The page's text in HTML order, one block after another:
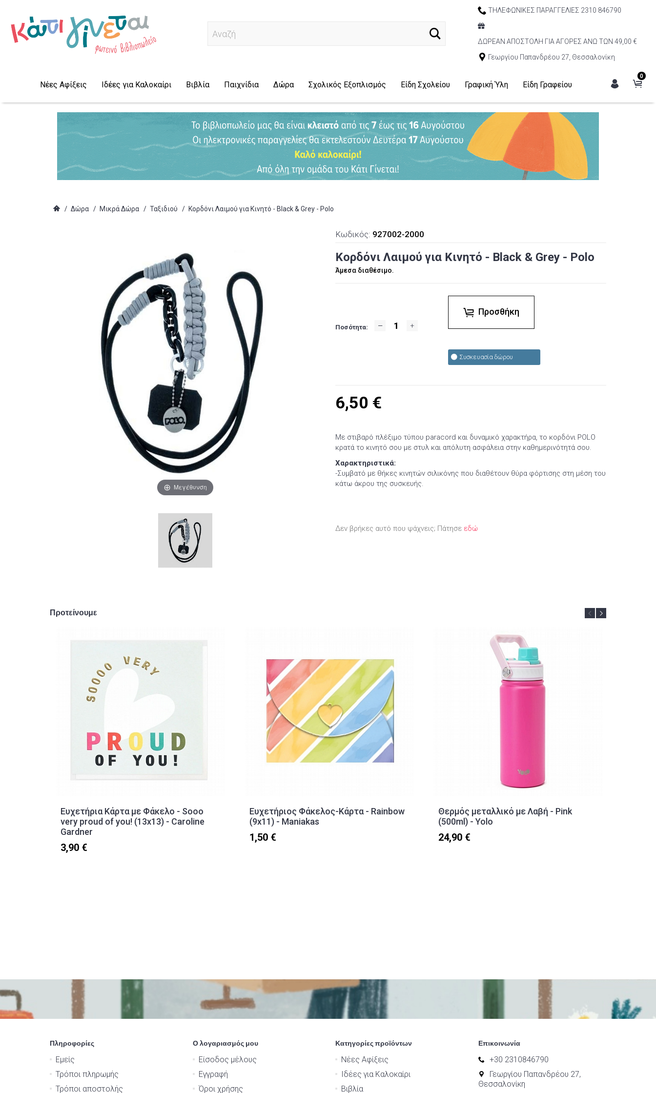
Αναζήτηση...
ΤΗΛΕΦΩΝΙΚΕΣ ΠΑΡΑΓΓΕΛΙΕΣ 2310 846790
ΔΩΡΕΑΝ ΑΠΟΣΤΟΛΗ ΓΙΑ ΑΓΟΡΕΣ ΑΝΩ ΤΩΝ 49,00 €
Γεωργίου Παπανδρέου 27, Θεσσαλονίκη
0
Νέες Αφίξεις Ιδέες για Καλοκαίρι Βιβλία Παιχνίδια Δώρα Σχολικός Εξοπλισμός Είδη Σχολείου Γραφική Ύλη Είδη Γραφείου
/ Δώρα / Μικρά Δώρα / Ταξιδιού / Κορδόνι Λαιμού για Κινητό - Black & Grey - Polo
Μεγέθυνση
Κωδικός: 927002-2000
Κορδόνι Λαιμού για Κινητό - Black & Grey - Polo
Άμεσα διαθέσιμο.
Ποσότητα:
Προσθήκη
Συσκευασία δώρου
6,50 €
Με στιβαρό πλέξιμο τύπου paracord και δυναμικό χαρακτήρα, το κορδόνι POLO
κρατά το κινητό σου με στυλ και απόλυτη ασφάλεια στην καθημερινότητά σου.
Χαρακτηριστικά:
-Συμβατό με θήκες κινητών σιλικόνης που διαθέτουν θύρα φόρτισης στη μέση του
κάτω άκρου της συσκευής.
Δεν βρήκες αυτό που ψάχνεις; Πάτησε εδώ
Προτείνουμε
Ευχετήρια Κάρτα με Φάκελο - Sooo
very proud of you! (13x13) - Caroline
Gardner
3,90 €
Ευχετήριος Φάκελος-Κάρτα - Rainbow
(9x11) - Maniakas
1,50 €
Θερμός μεταλλικό με Λαβή - Pink
(500ml) - Yolo
24,90 €
Πληροφορίες
Εμείς
Τρόποι πληρωμής
Τρόποι αποστολής
Ο λογαριασμός μου
Είσοδος μέλους
Εγγραφή
Όροι χρήσης
Κατηγορίες προϊόντων
Νέες Αφίξεις
Ιδέες για Καλοκαίρι
Βιβλία
Επικοινωνία
+30 2310846790
Γεωργίου Παπανδρέου 27,
Θεσσαλονίκη